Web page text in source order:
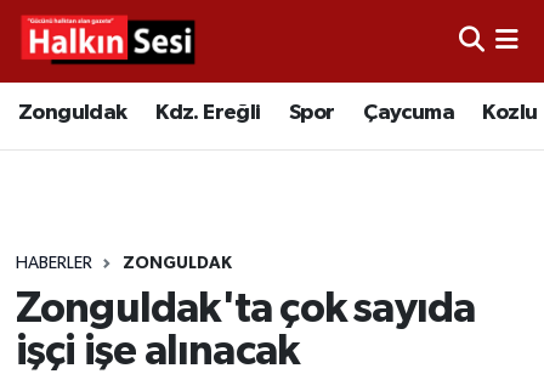
Zonguldak Kdz. Ereğli Spor Çaycuma Kozlu
HABERLER ZONGULDAK
Zonguldak'ta çok sayıda
işçi işe alınacak
Video
Çaycuma
Alaplı
Merkez Hava Durumu
Tüm Manşetler